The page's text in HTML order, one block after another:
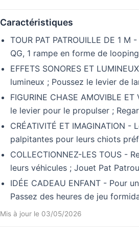
Caractéristiques
TOUR PAT PATROUILLE DE 1
QG, 1 rampe en forme de
EFFETS SONORES ET
lumineux ; Poussez le levier de
FIGURINE CHASE AMOVIBLE
le levier pour le propulser ;
CRÉATIVITÉ ET IMAGINATION
palpitantes pour leurs chiots
COLLECTIONNEZ-LES TOUS -
leurs véhicules ; Jouet Pat
IDÉE CADEAU ENFANT - Pour
Passez des heures de jeu
Mis à jour le 03/05/2026